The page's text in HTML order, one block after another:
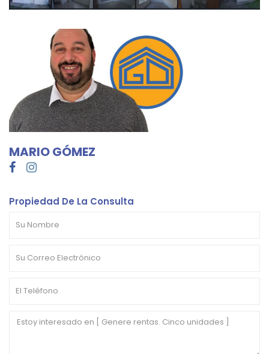
MARIO GÓMEZ
Propiedad De La Consulta